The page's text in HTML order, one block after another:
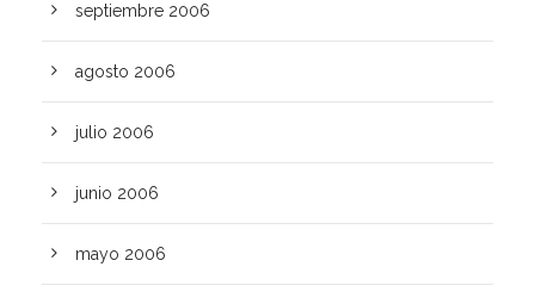
septiembre 2006
agosto 2006
julio 2006
junio 2006
mayo 2006